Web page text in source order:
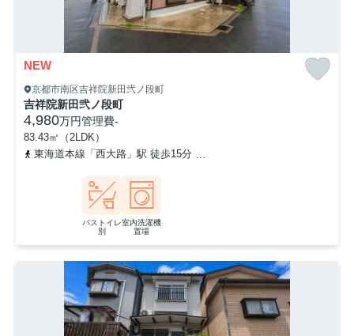
NEW
京都市南区吉祥院新田弐ノ段町
吉祥院新田弐ノ段町
4,980万円管理費-
83.43㎡（2LDK）
東海道本線「西大路」駅 徒歩15分
バストイレ
別
室内洗濯機
置場